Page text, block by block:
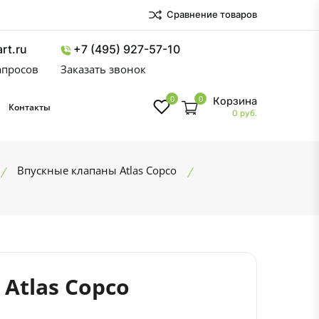
Сравнение товаров
+7 (495) 927-57-10
Заказать звонок
Контакты
0 0 Корзина
0 руб.
Впускные клапаны Atlas Copco
Copco